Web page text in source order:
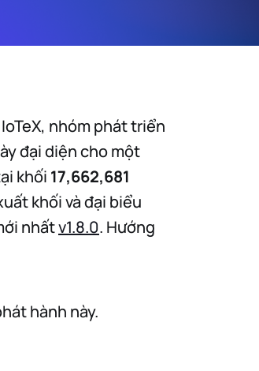
nhóm phát triển
đại diện cho một
khối 17,662,681
khối và đại biểu
nhấtv1.8.0. Hướng
hành này.